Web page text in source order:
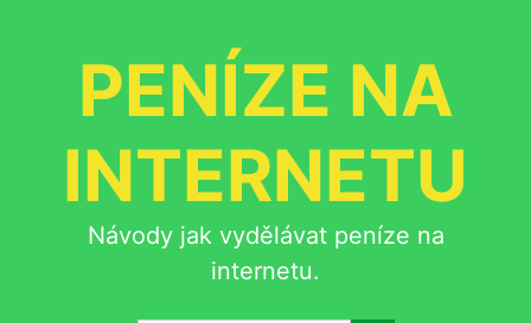
PENÍZE NA
INTERNETU
Návody jak vydělávat peníze na
internetu.